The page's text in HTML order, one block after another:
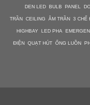
DEN LED BULB PANEL
TRẦN CEILING ÂM TRẦN 3
HIGHBAY LED PHA
ĐIỆN QUẠT HÚT ỐNG LUỒN